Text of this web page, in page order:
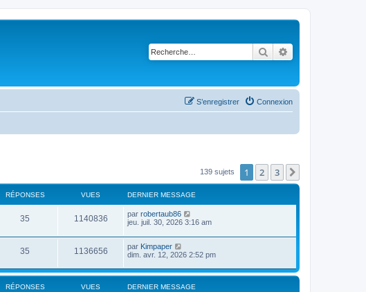
Rechercher
Connexion
S’enregistrer
139 sujets 1 2 3
RÉPONSES VUES DERNIER MESSAGE
35 1140836 par robertaub86
jeu. juil. 30, 2026 3:16 am
35 1136656 par Kimpaper
dim. avr. 12, 2026 2:52 pm
RÉPONSES VUES DERNIER MESSAGE